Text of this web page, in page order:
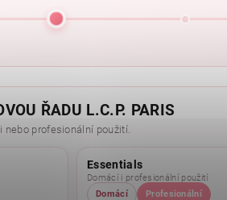
ŘADU L.C.P. PARIS
profesionální použití.
Essentials
Domácí i profesionální použití
Domácí
Profesionální